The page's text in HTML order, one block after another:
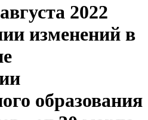
2022
изменений в
образования